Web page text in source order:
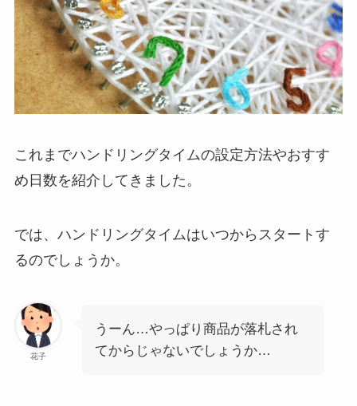
これまでハンドリングタイムの設定方法やおすす
め日数を紹介してきました。
では、ハンドリングタイムはいつからスタートす
るのでしょうか。
花子
うーん…やっぱり商品が落札され
てからじゃないでしょうか…